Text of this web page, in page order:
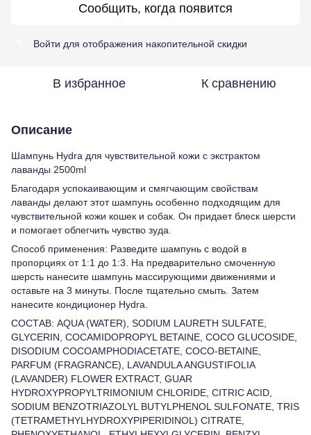
Сообщить, когда появится
Войти для отображения накопительной скидки
В избранное К сравнению
Описание
Шампунь Hydra для чувствительной кожи с экстрактом
лаванды 2500ml
Благодаря успокаивающим и смягчающим свойствам
лаванды делают этот шампунь особенно подходящим для
чувствительной кожи кошек и собак. Он придает блеск шерсти
и помогает облегчить чувство зуда.
Способ применения: Разведите шампунь с водой в
пропорциях от 1:1 до 1:3. На предварительно смоченную
шерсть нанесите шампунь массирующими движениями и
оставьте на 3 минуты. После тщательно смыть. Затем
нанесите кондиционер Hydra.
СОСТАВ: AQUA (WATER), SODIUM LAURETH SULFATE,
GLYCERIN, COCAMIDOPROPYL BETAINE, COCO GLUCOSIDE,
DISODIUM COCOAMPHODIACETATE, COCO-BETAINE,
PARFUM (FRAGRANCE), LAVANDULA ANGUSTIFOLIA
(LAVANDER) FLOWER EXTRACT, GUAR
HYDROXYPROPYLTRIMONIUM CHLORIDE, CITRIC ACID,
SODIUM BENZOTRIAZOLYL BUTYLPHENOL SULFONATE, TRIS
(TETRAMETHYLHYDROXYPIPERIDINOL) CITRATE,